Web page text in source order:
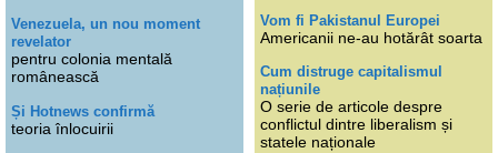
Venezuela, un nou moment
revelator
pentru colonia mentală
românească
Și Hotnews confirmă
teoria înlocuirii
Vom fi Pakistanul Europei
Americanii ne-au hotărât soarta
Cum distruge capitalismul
națiunile
O serie de articole despre
conflictul dintre liberalism și
statele naționale